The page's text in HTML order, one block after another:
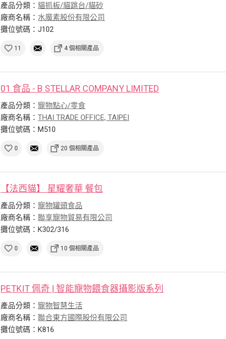
產品分類：貓抓板/貓跳台/貓砂
廠商名稱：水魔素股份有限公司
攤位號碼：J102
11 4 個相關產品
01 食品 - B STELLAR COMPANY LIMITED
產品分類：寵物點心/零食
廠商名稱：THAI TRADE OFFICE, TAIPEI
攤位號碼：M510
0 20 個相關產品
【法西貓】 星耀奢華 餐包
產品分類：寵物罐頭食品
廠商名稱：聯享寵物貿易有限公司
攤位號碼：K302/316
0 10 個相關產品
PETKIT 佩奇 | 智能寵物餵食器攝影版系列
產品分類：寵物智慧生活
廠商名稱：聯合東方國際股份有限公司
攤位號碼：K816